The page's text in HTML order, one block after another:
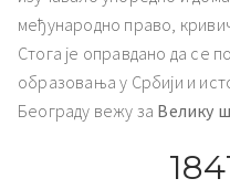
међународно право,
Стога је оправдано да се
образовања у Србији и
Београду вежу за Велику